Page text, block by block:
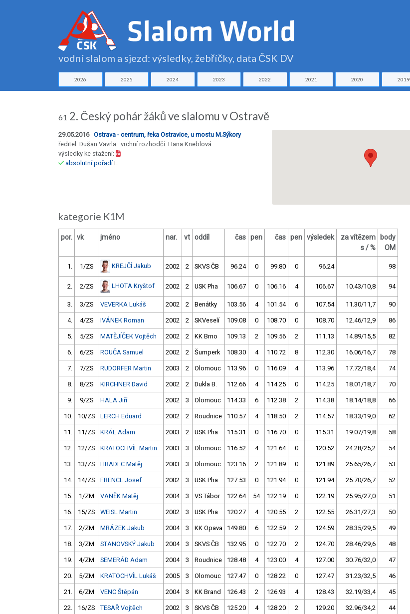
vodní slalom a sjezd: výsledky, žebříčky, data ČSK DV
2026 2025 2024 2023 2022 2021 2020 2019
61 2. Český pohár žáků ve slalomu v Ostravě
29.05.2016 Ostrava - centrum, řeka Ostravice, u mostu M.Sýkory
ředitel: Dušan Vavrla vrchní rozhodčí: Hana Kneblová
výsledky ke stažení:
absolutní pořadíL
kategorie K1M
por. vk jméno nar. vt oddíl čas pen čas pen výsledek
za vítězem
s / %
body
OM
1. 1/ZS KREJČÍ Jakub 2002 2 SKVS ČB 96.24 0 99.80 0 96.24 98
2. 2/ZS LHOTA Kryštof 2002 2 USK Pha 106.67 0 106.16 4 106.67 10.43/10,8 94
3. 3/ZS VEVERKA Lukáš 2002 2 Benátky 103.56 4 101.54 6 107.54 11.30/11,7 90
4. 4/ZS IVÁNEK Roman 2002 2 SKVeselí 109.08 0 108.70 0 108.70 12.46/12,9 86
5. 5/ZS MATĚJÍČEK Vojtěch 2002 2 KK Brno 109.13 2 109.56 2 111.13 14.89/15,5 82
6. 6/ZS ROUČA Samuel 2002 2 Šumperk 108.30 4 110.72 8 112.30 16.06/16,7 78
7. 7/ZS RUDORFER Martin 2003 2 Olomouc 113.96 0 116.09 4 113.96 17.72/18,4 74
8. 8/ZS KIRCHNER David 2002 2 Dukla B. 112.66 4 114.25 0 114.25 18.01/18,7 70
9. 9/ZS HALA Jiří 2002 3 Olomouc 114.33 6 112.38 2 114.38 18.14/18,8 66
10. 10/ZS LERCH Eduard 2002 2 Roudnice 110.57 4 118.50 2 114.57 18.33/19,0 62
11. 11/ZS KRÁL Adam 2003 2 USK Pha 115.31 0 116.70 0 115.31 19.07/19,8 58
12. 12/ZS KRATOCHVÍL Martin 2003 3 Olomouc 116.52 4 121.64 0 120.52 24.28/25,2 54
13. 13/ZS HRADEC Matěj 2003 3 Olomouc 123.16 2 121.89 0 121.89 25.65/26,7 53
14. 14/ZS FRENCL Josef 2002 3 USK Pha 127.53 0 121.94 0 121.94 25.70/26,7 52
15. 1/ZM VANĚK Matěj 2004 3 VS Tábor 122.64 54 122.19 0 122.19 25.95/27,0 51
16. 15/ZS WEISL Martin 2002 3 USK Pha 120.27 4 120.55 2 122.55 26.31/27,3 50
17. 2/ZM MRÁZEK Jakub 2004 3 KK Opava 149.80 6 122.59 2 124.59 28.35/29,5 49
18. 3/ZM STANOVSKÝ Jakub 2004 3 SKVS ČB 132.95 0 122.70 2 124.70 28.46/29,6 48
19. 4/ZM SEMERÁD Adam 2004 3 Roudnice 128.48 4 123.00 4 127.00 30.76/32,0 47
20. 5/ZM KRATOCHVÍL Lukáš 2005 3 Olomouc 127.47 0 128.22 0 127.47 31.23/32,5 46
21. 6/ZM VENC Štěpán 2004 3 KK Brand 126.43 2 126.93 4 128.43 32.19/33,4 45
22. 16/ZS TESAŘ Vojtěch 2002 3 SKVS ČB 125.20 4 128.20 2 129.20 32.96/34,2 44